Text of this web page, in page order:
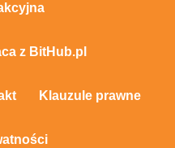
z BitHub.pl
Klauzule prawne